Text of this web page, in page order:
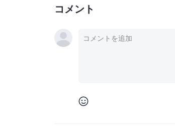
コメント